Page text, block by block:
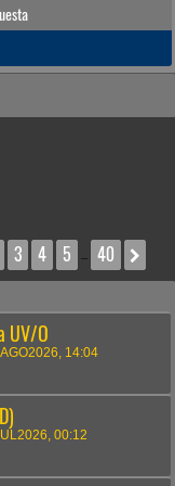
de 40
3 4 5 … 40
UV/O
14:04
00:12